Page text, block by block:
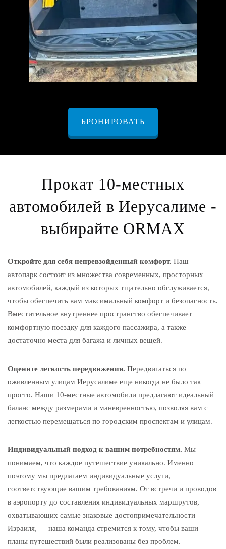
БРОНИРОВАТЬ
Прокат 10-местных
автомобилей в Иерусалиме -
выбирайте ORMAX
Откройте для себя непревзойденный комфорт. Наш
автопарк состоит из множества современных, просторных
автомобилей, каждый из которых тщательно обслуживается,
чтобы обеспечить вам максимальный комфорт и безопасность.
Вместительное внутреннее пространство обеспечивает
комфортную поездку для каждого пассажира, а также
достаточно места для багажа и личных вещей.
Оцените легкость передвижения. Передвигаться по
оживленным улицам Иерусалиме еще никогда не было так
просто. Наши 10-местные автомобили предлагают идеальный
баланс между размерами и маневренностью, позволяя вам с
легкостью перемещаться по городским проспектам и улицам.
Индивидуальный подход к вашим потребностям. Мы
понимаем, что каждое путешествие уникально. Именно
поэтому мы предлагаем индивидуальные услуги,
соответствующие вашим требованиям. От встречи и проводов
в аэропорту до составления индивидуальных маршрутов,
охватывающих самые знаковые достопримечательности
Израиля, — наша команда стремится к тому, чтобы ваши
планы путешествий были реализованы без проблем.